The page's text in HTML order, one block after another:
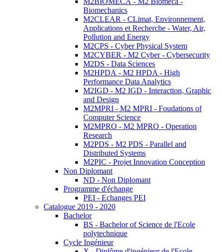
Biomechanics
M2CLEAR - CLimat, Environnement,
Applications et Recherche - Water, Air,
Pollution and Energy
M2CPS - Cyber Physical System
M2CYBER - M2 Cyber - Cybersecurity
M2DS - Data Sciences
M2HPDA - M2 HPDA - High
Performance Data Analytics
M2IGD - M2 IGD - Interaction, Graphic
and Design
M2MPRI - M2 MPRI - Foudations of
Computer Science
M2MPRO - M2 MPRO - Operation
Research
M2PDS - M2 PDS - Parallel and
Distributed Systems
M2PIC - Projet Innovation Conception
Non Diplomant
ND - Non Diplomant
Programme d'échange
PEI - Echanges PEI
Catalogue 2019 - 2020
Bachelor
BS - Bachelor of Science de l'Ecole
polytechnique
Cycle Ingénieur